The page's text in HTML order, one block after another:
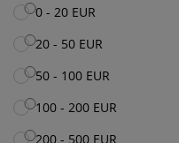
0 - 20 EUR
20 - 50 EUR
50 - 100 EUR
100 - 200 EUR
200 - 500 EUR